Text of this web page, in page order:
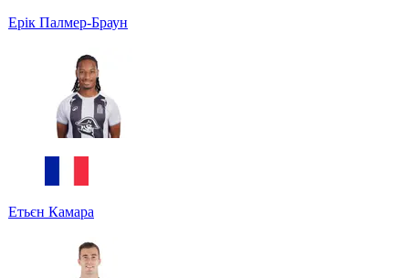
Ерік Палмер-Браун
Етьєн Камара